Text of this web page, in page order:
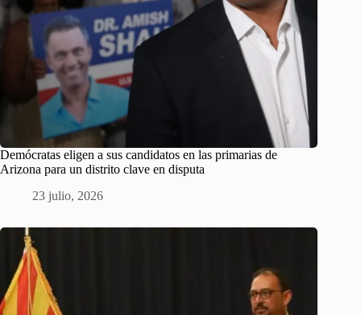
Demócratas eligen a sus candidatos en las primarias de
Arizona para un distrito clave en disputa
23 julio, 2026